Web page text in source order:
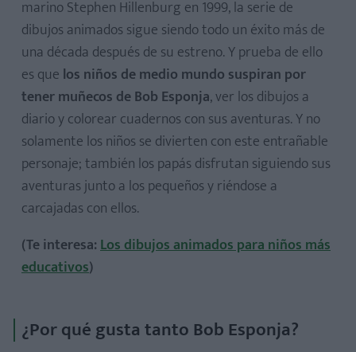
marino Stephen Hillenburg en 1999, la serie de
dibujos animados sigue siendo todo un éxito más de
una década después de su estreno. Y prueba de ello
es que los niños de medio mundo suspiran por
tener muñecos de Bob Esponja, ver los dibujos a
diario y colorear cuadernos con sus aventuras. Y no
solamente los niños se divierten con este entrañable
personaje; también los papás disfrutan siguiendo sus
aventuras junto a los pequeños y riéndose a
carcajadas con ellos.
(Te interesa:Los dibujos animados para niños más
educativos)
¿Por qué gusta tanto Bob Esponja?